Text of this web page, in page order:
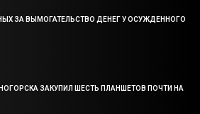
ЗА ВЫМОГАТЕЛЬСТВО ДЕНЕГ У ОСУЖДЕННОГО
ЗАКУПИЛ ШЕСТЬ ПЛАНШЕТОВ ПОЧТИ НА